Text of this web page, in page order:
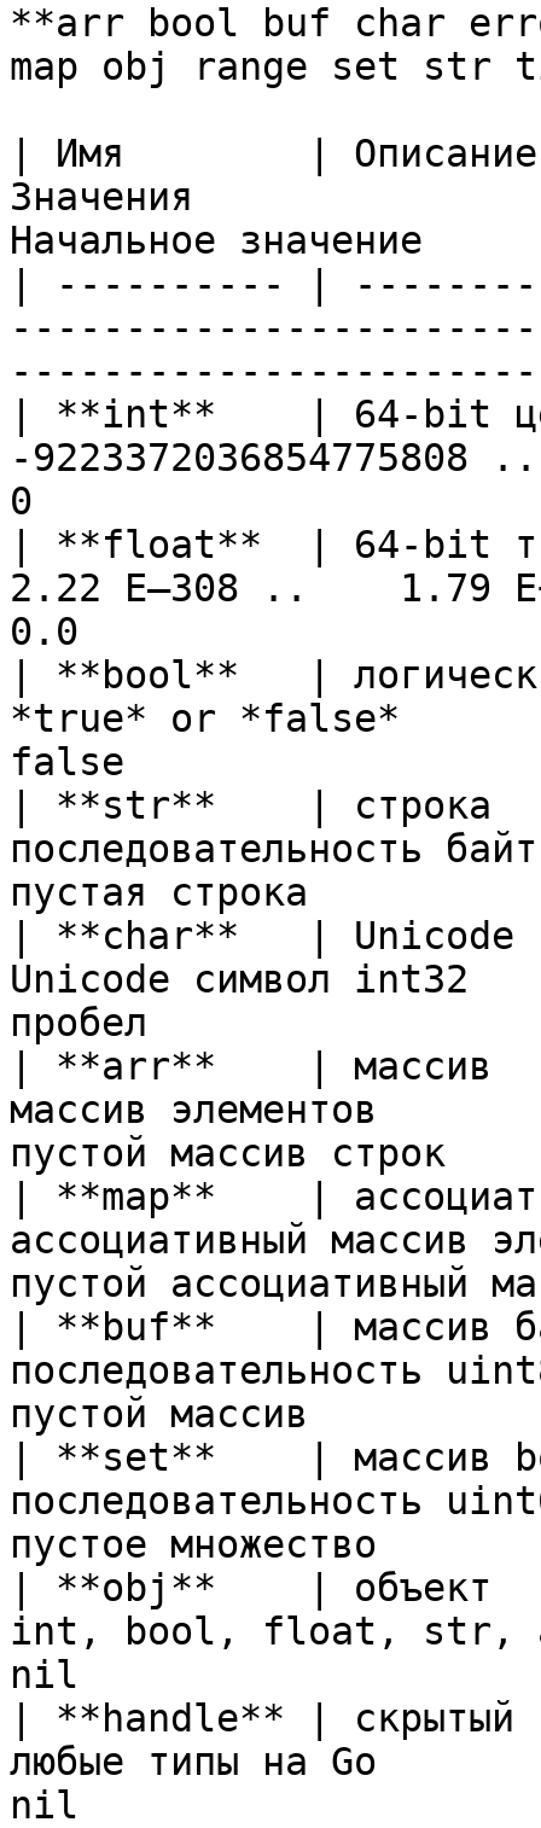
**arr bool buf char
map obj range set str
| Имя        |
Значения
Начальное
| ---------- |
| **int**    | 64-bit
-9223372036854775808
0
| **float**  | 64-bit
2.22 E–308 ..
0.0
| **bool**   |
*true* or *false*
false
| **str**    |
пустая строка
| **char**   |
Unicode символ
пробел
| **arr**    |
массив
пустой массив
| **map**    |
ассоциативный
пустой ассоциативный
| **buf**    |
пустой массив
| **set**    |
последовательность
пустоe множество
| **obj**    |
int, bool, float, str,
nil
| **handle** |
любые типы на
nil